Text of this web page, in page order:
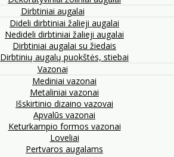
Dirbtiniai augalai
Dideli dirbtiniai žalieji augalai
Nedideli dirbtiniai žalieji augalai
Dirbtiniai augalai su žiedais
Dirbtinių augalų puokštės, stiebai
Vazonai
Mediniai vazonai
Metaliniai vazonai
Išskirtinio dizaino vazovai
Apvalūs vazonai
Keturkampio formos vazonai
Loveliai
Pertvaros augalams